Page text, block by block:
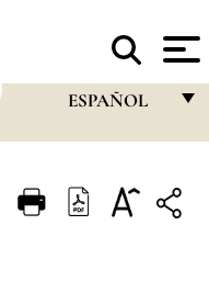
ESPAÑOL
FRANÇAIS
ENGLISH